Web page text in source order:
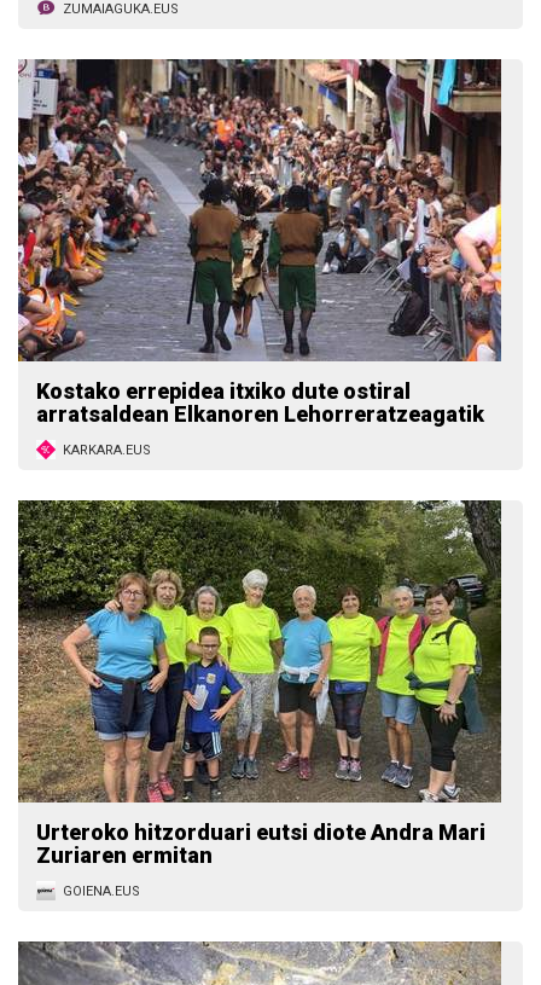
ZUMAIAGUKA.EUS
Kostako errepidea itxiko dute ostiral
arratsaldean Elkanoren Lehorreratzeagatik
KARKARA.EUS
Urteroko hitzorduari eutsi diote Andra Mari
Zuriaren ermitan
GOIENA.EUS